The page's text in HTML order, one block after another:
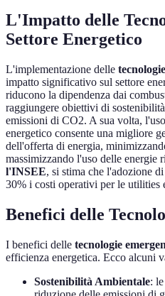
L'Impatto delle
Settore Energetico
L'implementazione delle
impatto significativo sul settore
riducono la dipendenza dai
raggiungere obiettivi di
emissioni di CO2. A sua volta,
energetico consente una migliore
dell'offerta di energia,
massimizzando l'uso delle energie
l'INSEE, si stima che l'adozione
30% i costi operativi per le utilities
Benefici delle
I benefici delle tecnologie
efficienza energetica. Ecco alcuni
Sostenibilità Ambientale: